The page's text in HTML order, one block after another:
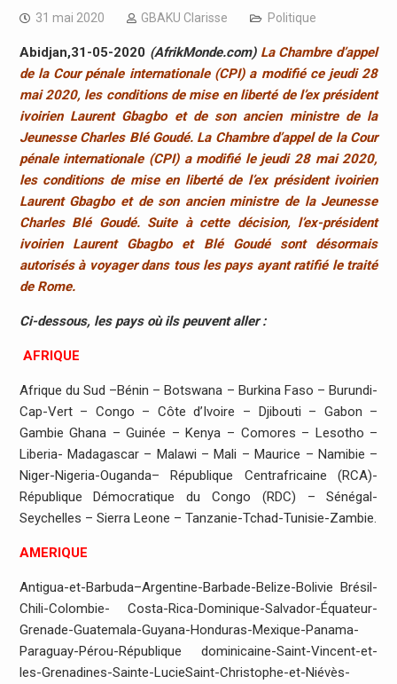
31 mai 2020 GBAKU Clarisse Politique
Abidjan,31-05-2020 (AfrikMonde.com) La Chambre d’appel
de la Cour pénale internationale (CPI) a modifié ce jeudi 28
mai 2020, les conditions de mise en liberté de l’ex président
ivoirien Laurent Gbagbo et de son ancien ministre de la
Jeunesse Charles Blé Goudé. La Chambre d’appel de la Cour
pénale internationale (CPI) a modifié le jeudi 28 mai 2020,
les conditions de mise en liberté de l’ex président ivoirien
Laurent Gbagbo et de son ancien ministre de la Jeunesse
Charles Blé Goudé. Suite à cette décision, l’ex-président
ivoirien Laurent Gbagbo et Blé Goudé sont désormais
autorisés à voyager dans tous les pays ayant ratifié le traité
de Rome.
Ci-dessous, les pays où ils peuvent aller :
AFRIQUE
Afrique du Sud –Bénin – Botswana – Burkina Faso – Burundi-
Cap-Vert – Congo – Côte d’Ivoire – Djibouti – Gabon –
Gambie Ghana – Guinée – Kenya – Comores – Lesotho –
Liberia- Madagascar – Malawi – Mali – Maurice – Namibie –
Niger-Nigeria-Ouganda– République Centrafricaine (RCA)-
République Démocratique du Congo (RDC) – Sénégal-
Seychelles – Sierra Leone – Tanzanie-Tchad-Tunisie-Zambie.
AMERIQUE
Antigua-et-Barbuda–Argentine-Barbade-Belize-Bolivie Brésil-
Chili-Colombie- Costa-Rica-Dominique-Salvador-Équateur-
Grenade-Guatemala-Guyana-Honduras-Mexique-Panama-
Paraguay-Pérou-République dominicaine-Saint-Vincent-et-
les-Grenadines-Sainte-LucieSaint-Christophe-et-Niévès-